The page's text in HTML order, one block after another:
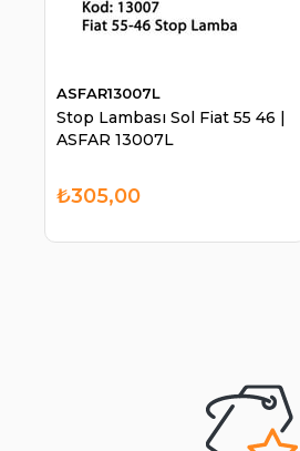
Stop Lambası Sol Fiat 55 46 |
ASFAR 13007L
ASFAR13007L
₺305,00